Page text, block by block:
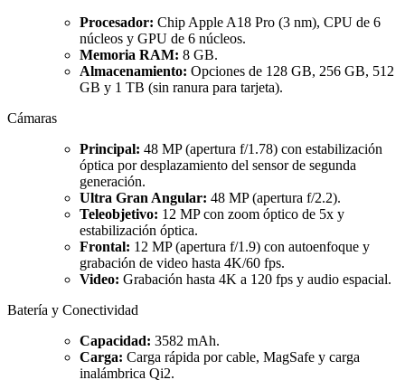
Procesador: Chip Apple A18 Pro (3 nm), CPU de 6
núcleos y GPU de 6 núcleos.
Memoria RAM: 8 GB.
Almacenamiento: Opciones de 128 GB, 256 GB, 512
GB y 1 TB (sin ranura para tarjeta).
Cámaras
Principal: 48 MP (apertura f/1.78) con estabilización
óptica por desplazamiento del sensor de segunda
generación.
Ultra Gran Angular: 48 MP (apertura f/2.2).
Teleobjetivo: 12 MP con zoom óptico de 5x y
estabilización óptica.
Frontal: 12 MP (apertura f/1.9) con autoenfoque y
grabación de video hasta 4K/60 fps.
Video: Grabación hasta 4K a 120 fps y audio espacial.
Batería y Conectividad
Capacidad: 3582 mAh.
Carga: Carga rápida por cable, MagSafe y carga
inalámbrica Qi2.